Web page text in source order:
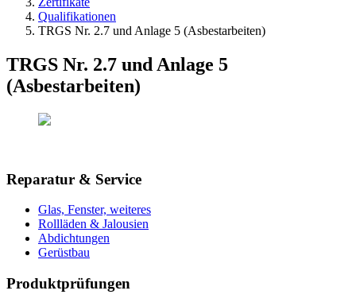
Qualifikationen
TRGS Nr. 2.7 und Anlage 5 (Asbestarbeiten)
TRGS Nr. 2.7 und Anlage 5
(Asbestarbeiten)
Reparatur & Service
Glas, Fenster, weiteres
Rollläden & Jalousien
Abdichtungen
Gerüstbau
Produktprüfungen